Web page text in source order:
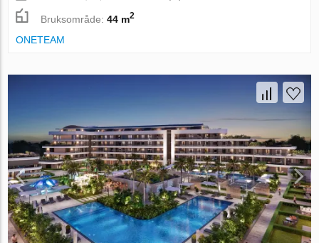
Bruksområde:44 m2
ONETEAM